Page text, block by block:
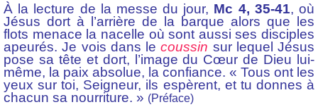
À la lecture de la messe du jour, Mc 4, 35-41, où
Jésus dort à l’arrière de la barque alors que les
flots menace la nacelle où sont aussi ses disciples
apeurés. Je vois dans lecoussin sur lequel Jésus
pose sa tête et dort, l’image du Cœur de Dieu lui-
même, la paix absolue, la confiance. « Tous ont les
yeux sur toi, Seigneur, ils espèrent, et tu donnes à
chacun sa nourriture. » (Préface)